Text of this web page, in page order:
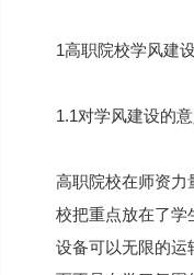
1高职院校学风建
1.1对学风建设的
高职院校在师资力
校把重点放在了学
设备可以无限的运